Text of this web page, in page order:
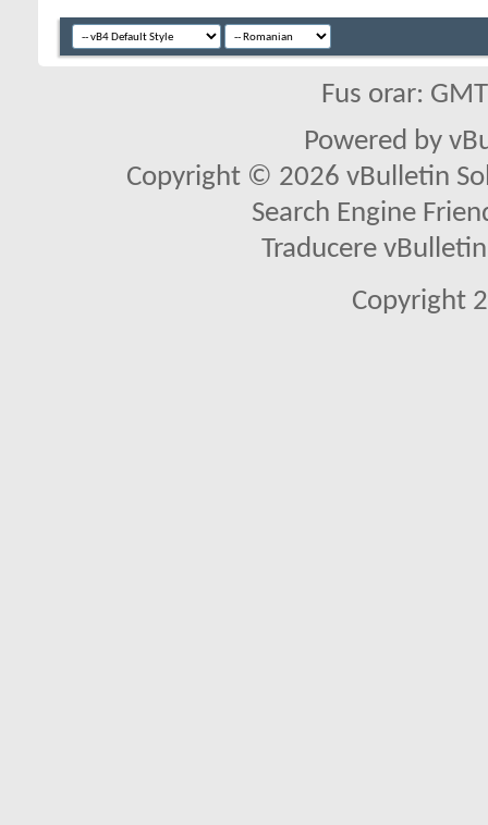
Fus orar:
Powered by
Copyright © 2026 vBulletin
Search Engine
Traducere
Copyright